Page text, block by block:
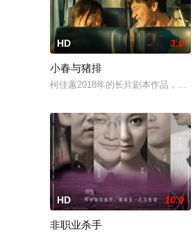
HD 3.0
小春与猪排
柯佳蕙2018年的长片剧本作品，以
HD 10.0
非职业杀手